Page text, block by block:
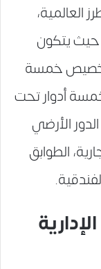
العالمية،
حيث يتكون
طابق، وتم تخصيص خمسة
أدوار تحت
الأرضي
الطوابق